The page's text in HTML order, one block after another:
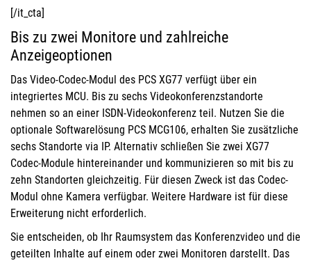
[/it_cta]
Bis zu zwei Monitore und zahlreiche
Anzeigeoptionen
Das Video-Codec-Modul des PCS XG77 verfügt über ein
integriertes MCU. Bis zu sechs Videokonferenzstandorte
nehmen so an einer ISDN-Videokonferenz teil. Nutzen Sie die
optionale Softwarelösung PCS MCG106, erhalten Sie zusätzliche
sechs Standorte via IP. Alternativ schließen Sie zwei XG77
Codec-Module hintereinander und kommunizieren so mit bis zu
zehn Standorten gleichzeitig. Für diesen Zweck ist das Codec-
Modul ohne Kamera verfügbar. Weitere Hardware ist für diese
Erweiterung nicht erforderlich.
Sie entscheiden, ob Ihr Raumsystem das Konferenzvideo und die
geteilten Inhalte auf einem oder zwei Monitoren darstellt. Das